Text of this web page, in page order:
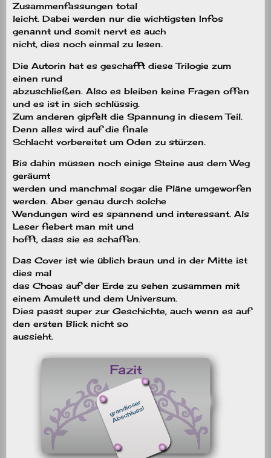
Zusammenfassungen total
leicht. Dabei werden nur die wichtigsten Infos
genannt und somit nervt es auch
nicht, dies noch einmal zu lesen.
Die Autorin hat es geschafft diese Trilogie zum
einen rund
abzuschließen. Also es bleiben keine Fragen offen
und es ist in sich schlüssig.
Zum anderen gipfelt die Spannung in diesem Teil.
Denn alles wird auf die finale
Schlacht vorbereitet um Oden zu stürzen.
Bis dahin müssen noch einige Steine aus dem Weg
geräumt
werden und manchmal sogar die Pläne umgeworfen
werden. Aber genau durch solche
Wendungen wird es spannend und interessant. Als
Leser fiebert man mit und
hofft, dass sie es schaffen.
Das Cover ist wie üblich braun und in der Mitte ist
dies mal
das Choas auf der Erde zu sehen zusammen mit
einem Amulett und dem Universum.
Dies passt super zur Geschichte, auch wenn es auf
den ersten Blick nicht so
aussieht.